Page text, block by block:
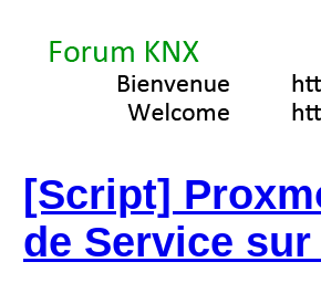
[Script]
de Service